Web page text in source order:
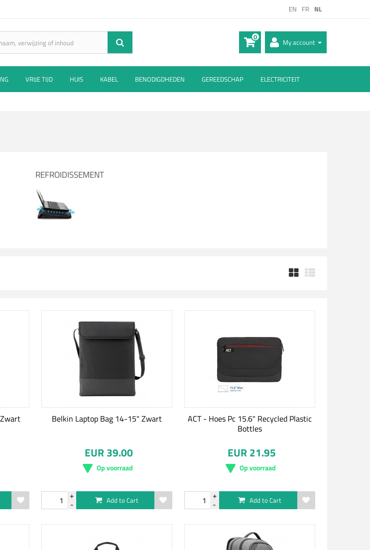
EN FR NL
My account
0
VRIJE TIJD HUIS KABEL BENODIGDHEDEN GEREEDSCHAP ELECTRICITEIT
REFROIDISSEMENT
Belkin Laptop Bag 14-15" Zwart
EUR 39.00
Op voorraad
Add to Cart
ACT - Hoes Pc 15.6" Recycled Plastic
Bottles
EUR 21.95
Op voorraad
Add to Cart